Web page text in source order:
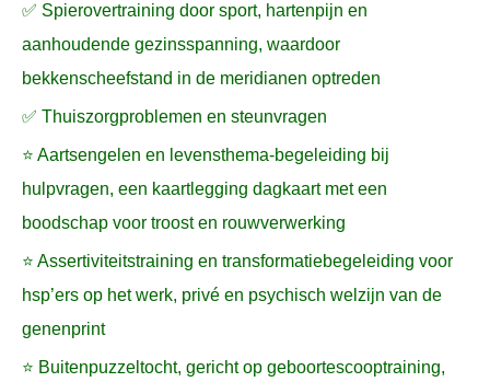
✅ Spierovertraining door sport, hartenpijn en
aanhoudende gezinsspanning, waardoor
bekkenscheefstand in de meridianen optreden
✅ Thuiszorgproblemen en steunvragen
⭐ Aartsengelen en levensthema-begeleiding bij
hulpvragen, een kaartlegging dagkaart met een
boodschap voor troost en rouwverwerking
⭐ Assertiviteitstraining en transformatiebegeleiding voor
hsp’ers op het werk, privé en psychisch welzijn van de
genenprint
⭐ Buitenpuzzeltocht, gericht op geboortescooptraining,